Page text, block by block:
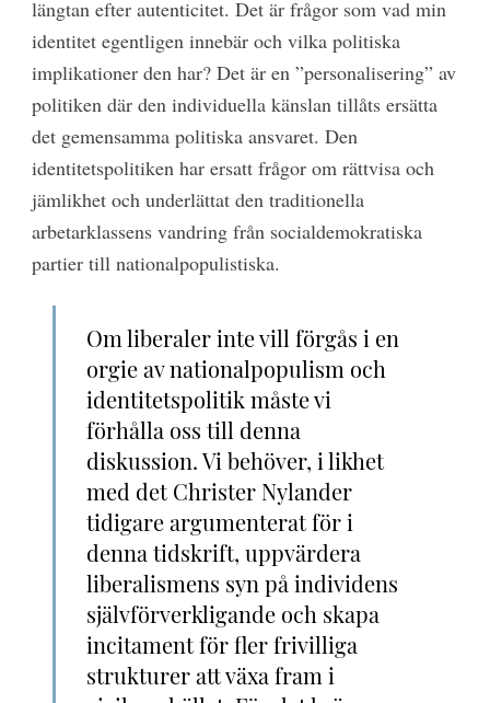
längtan efter autenticitet. Det är frågor som vad min
identitet egentligen innebär och vilka politiska
implikationer den har? Det är en ”personalisering” av
politiken där den individuella känslan tillåts ersätta
det gemensamma politiska ansvaret. Den
identitetspolitiken har ersatt frågor om rättvisa och
jämlikhet och underlättat den traditionella
arbetarklassens vandring från socialdemokratiska
partier till nationalpopulistiska.
Om liberaler inte vill förgås i en
orgie av nationalpopulism och
identitetspolitik måste vi
förhålla oss till denna
diskussion. Vi behöver, i likhet
med det Christer Nylander
tidigare argumenterat för i
denna tidskrift, uppvärdera
liberalismens syn på individens
självförverkligande och skapa
incitament för fler frivilliga
strukturer att växa fram i